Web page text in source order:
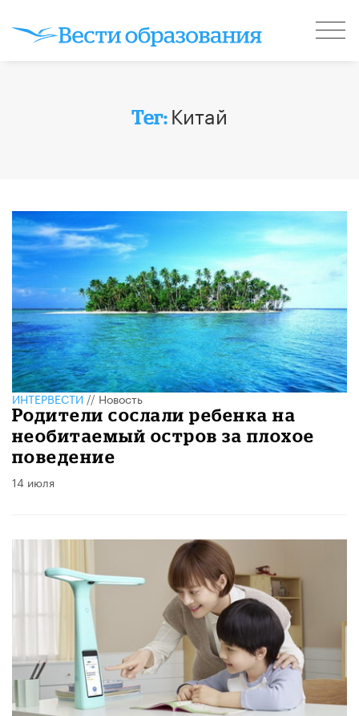
Тег: Китай
ИНТЕРВЕСТИ//Новость
Родители сослали ребенка на
необитаемый остров за плохое
поведение
14 июля